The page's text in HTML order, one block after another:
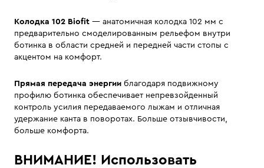
Колодка 102 Biofit — анатомичная колодка 102 мм с
предварительно смоделированным рельефом внутри
ботинка в области средней и передней части стопы с
акцентом на комфорт.
Прямая передача энергии благодаря подвижному
профилю ботинка обеспечивает непревзойденный
контроль усилия передаваемого лыжам и отличная
удержание канта в поворотах. Больше отзывчивости,
больше комфорта.
ВНИМАНИЕ! Использовать